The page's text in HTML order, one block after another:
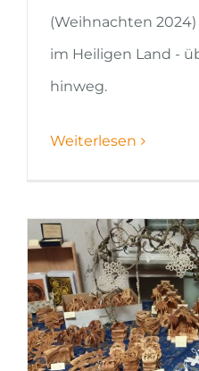
(Weihnachten
im Heiligen Land -
hinweg.
Weiterlesen